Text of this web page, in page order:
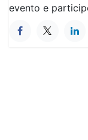
evento e